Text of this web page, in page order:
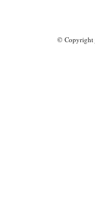
© Copyright